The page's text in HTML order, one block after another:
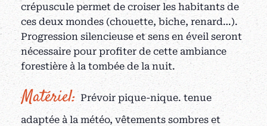
crépuscule permet de croiser les habitants de
ces deux mondes (chouette, biche, renard…).
Progression silencieuse et sens en éveil seront
nécessaire pour profiter de cette ambiance
forestière à la tombée de la nuit.
Matériel: Prévoir pique-nique. tenue
adaptée à la météo, vêtements sombres et